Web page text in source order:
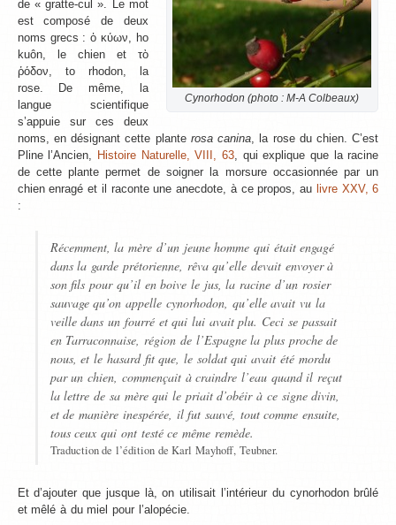
Cynorhodon (photo : M-A Colbeaux)
de « gratte-cul ». Le mot
est composé de deux
noms grecs : ὁ κύων, ho
kuôn, le chien et τὸ
ῥόδον, to rhodon, la
rose. De même, la
langue scientifique
s’appuie sur ces deux
noms, en désignant cette plante rosa canina , la rose du chien. C’est
Pline l’Ancien, Histoire Naturelle, VIII, 63 , qui explique que la racine
de cette plante permet de soigner la morsure occasionnée par un
chien enragé et il raconte une anecdote, à ce propos, au livre XXV, 6
:
Récemment, la mère d’un jeune homme qui était engagé
dans la garde prétorienne, rêva qu’elle devait envoyer à
son fils pour qu’il en boive le jus, la racine d’un rosier
sauvage qu’on appelle cynorhodon, qu’elle avait vu la
veille dans un fourré et qui lui avait plu. Ceci se passait
en Tarraconnaise, région de l’Espagne la plus proche de
nous, et le hasard fit que, le soldat qui avait été mordu
par un chien, commençait à craindre l’eau quand il reçut
la lettre de sa mère qui le priait d’obéir à ce signe divin,
et de manière inespérée, il fut sauvé, tout comme ensuite,
tous ceux qui ont testé ce même remède.
Traduction de l’édition de Karl Mayhoff, Teubner.
Et d’ajouter que jusque là, on utilisait l’intérieur du cynorhodon brûlé
et mêlé à du miel pour l’alopécie.